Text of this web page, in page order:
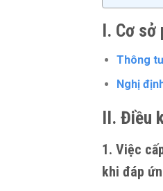
I. Cơ sở
Thông
Nghị
II. Điều
1. Việc
khi đáp